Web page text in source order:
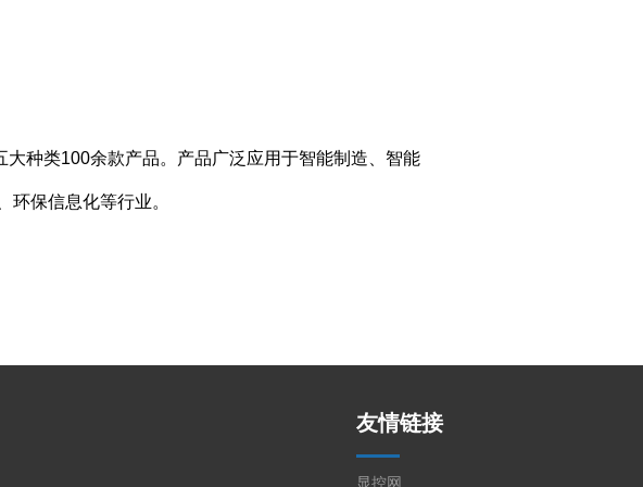
种类100余款产品。产品广泛应用于智能制造、智能
保信息化等行业。
友情链接
显控网